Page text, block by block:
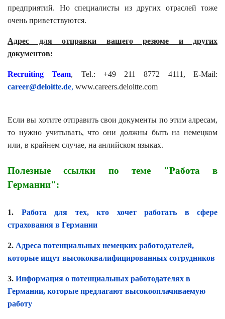
предприятий. Но специалисты из других отраслей тоже
очень приветствуются.
Адрес для отправки вашего резюме и других
документов:
Recruiting Team, Tel.: +49 211 8772 4111, E-Mail:
career@deloitte.de, www.careers.deloitte.com
Если вы хотите отправить свои документы по этим алресам,
то нужно учитывать, что они должны быть на немецком
или, в крайнем случае, на анлийском языках.
Полезные ссылки по теме "Работа в
Германии":
1. Работа для тех, кто хочет работать в сфере
страхования в Германии
2. Адреса потенциальных немецких работодателей,
которые ищут высококвалифицированных сотрудников
3. Информация о потенциальных работодателях в
Германии, которые предлагают высокооплачиваемую
работу